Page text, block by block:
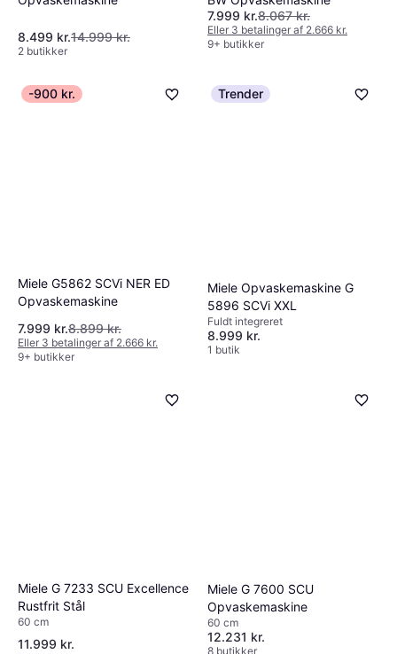
8.499 kr.14.999 kr.
2 butikker
7.999 kr.8.067 kr.
Eller 3 betalinger af 2.666 kr.
9+ butikker
-900 kr.
Miele G5862 SCVi NER ED
Opvaskemaskine
7.999 kr.8.899 kr.
Eller 3 betalinger af 2.666 kr.
9+ butikker
Trender
Miele Opvaskemaskine G
5896 SCVi XXL
Fuldt integreret
8.999 kr.
1 butik
Miele G 7233 SCU Excellence
Rustfrit Stål
60 cm
11.999 kr.
Miele G 7600 SCU
Opvaskemaskine
60 cm
12.231 kr.
8 butikker